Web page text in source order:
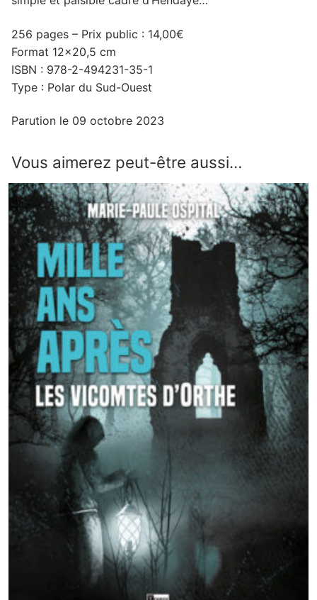
256 pages – Prix public : 14,00€
Format 12×20,5 cm
ISBN : 978-2-494231-35-1
Type : Polar du Sud-Ouest
Parution le 09 octobre 2023
Vous aimerez peut-être aussi…